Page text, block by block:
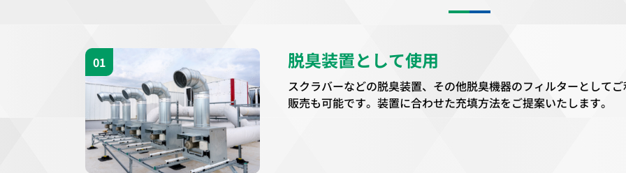
01 脱臭装置として使用
スクラバーなどの脱臭装置、その他脱臭機器のフィルターとして
販売も可能です。装置に合わせた充填方法をご提案いたします。